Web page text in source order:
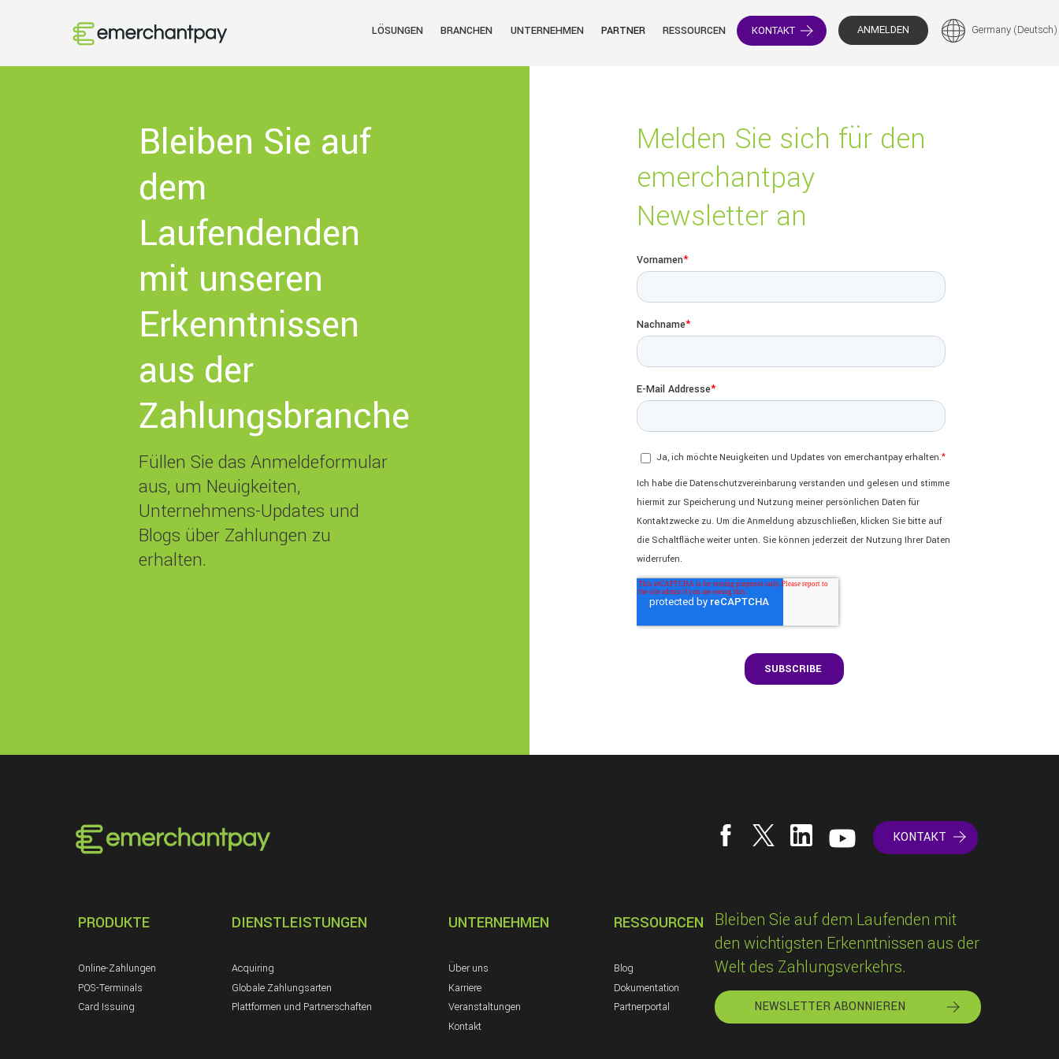
KONTAKT ANMELDEN Germany (Deutsch)
LÖSUNGEN BRANCHEN UNTERNEHMEN PARTNER RESSOURCEN
Bleiben Sie auf
dem
Laufendenden
mit unseren
Erkenntnissen
aus der
Zahlungsbranche
Füllen Sie das Anmeldeformular
aus, um Neuigkeiten,
Unternehmens-Updates und
Blogs über Zahlungen zu
erhalten.
Melden Sie sich für den
emerchantpay
Newsletter an
PRODUKTE
Online-Zahlungen
POS-Terminals
Card Issuing
DIENSTLEISTUNGEN
Acquiring
Globale Zahlungsarten
Plattformen und Partnerschaften
UNTERNEHMEN
Über uns
Karriere
Veranstaltungen
Kontakt
RESSOURCEN
Blog
Dokumentation
Partnerportal
KONTAKT
Bleiben Sie auf dem Laufenden mit
den wichtigsten Erkenntnissen aus der
Welt des Zahlungsverkehrs.
NEWSLETTER ABONNIEREN